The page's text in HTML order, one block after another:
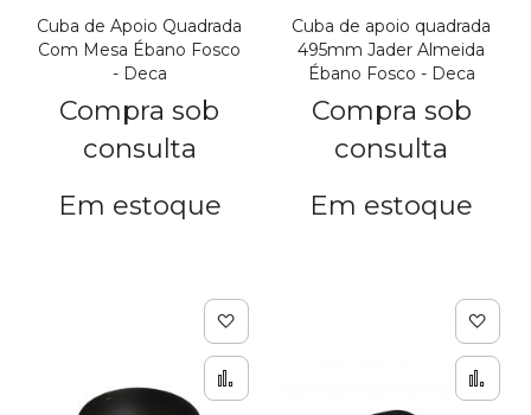
Cuba de Apoio Quadrada
Com Mesa Ébano Fosco
- Deca
Compra sob
consulta
Em estoque
Cuba de apoio quadrada
495mm Jader Almeida
Ébano Fosco - Deca
Compra sob
consulta
Em estoque
Adicionar à lista de
Adicionar para